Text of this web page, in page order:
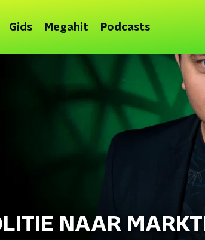
Gids Megahit Podcasts
NAAR